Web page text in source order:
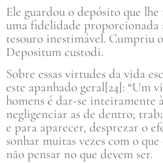
Ele guardou o depósito que
uma fidelidade proporcionada
tesouro inestimável. Cumpriu
Depositum custodi.
Sobre essas virtudes da vida
este apanhado geral[24]: “Um
homens é dar-se inteiramente
negligenciar as de dentro;
e para aparecer, desprezar o
sonhar muitas vezes com o
não pensar no que devem ser.